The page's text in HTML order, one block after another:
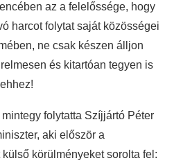
az a felelőssége, hogy
harcot folytat saját közösségei
ne csak készen álljon
és kitartóan tegyen is
folytatta Szíjjártó Péter
aki először a
körülményeket sorolta fel: